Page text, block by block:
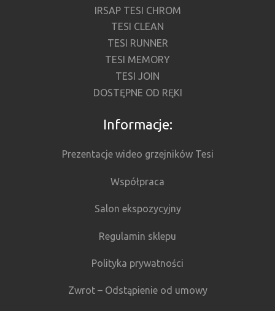
IRSAP TESI CHROM
TESI CLEAN
TESI RUNNER
TESI MEMORY
TESI JOIN
DOSTĘPNE OD RĘKI
Informacje:
Prezentacje wideo grzejników Tesi
Współpraca
Salon ekspozycyjny
Regulamin sklepu
Polityka prywatności
Zwrot – Odstąpienie od umowy